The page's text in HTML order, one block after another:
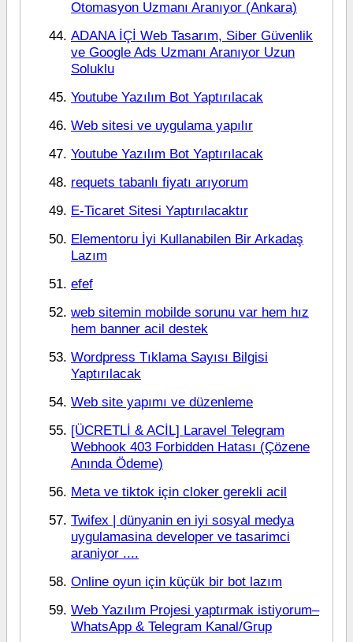
Otomasyon Uzmanı Aranıyor (Ankara)
ADANA İÇİ Web Tasarım, Siber Güvenlik
ve Google Ads Uzmanı Aranıyor Uzun
Soluklu
Youtube Yazılım Bot Yaptırılacak
Web sitesi ve uygulama yapılır
Youtube Yazılım Bot Yaptırılacak
requets tabanlı fiyatı arıyorum
E-Ticaret Sitesi Yaptırılacaktır
Elementoru İyi Kullanabilen Bir Arkadaş
Lazım
efef
web sitemin mobilde sorunu var hem hız
hem banner acil destek
Wordpress Tıklama Sayısı Bilgisi
Yaptırılacak
Web site yapımı ve düzenleme
[ÜCRETLİ & ACİL] Laravel Telegram
Webhook 403 Forbidden Hatası (Çözene
Anında Ödeme)
Meta ve tiktok için cloker gerekli acil
Twifex | dünyanin en iyi sosyal medya
uygulamasina developer ve tasarimci
araniyor ....
Online oyun için küçük bir bot lazım
Web Yazılım Projesi yaptırmak istiyorum–
WhatsApp & Telegram Kanal/Grup